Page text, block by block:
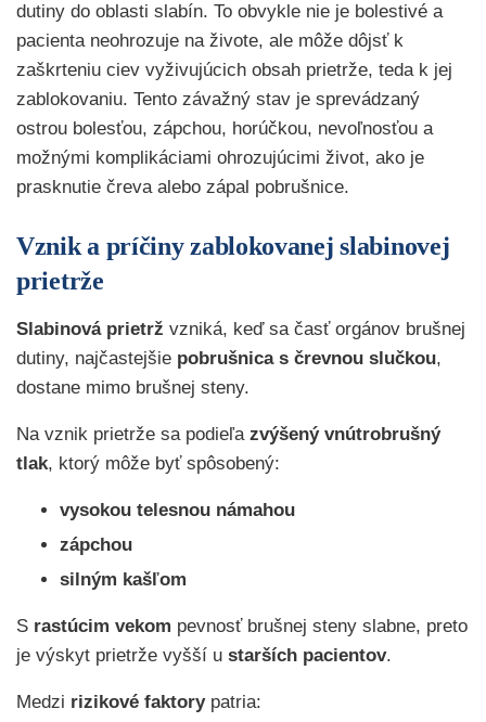
dutiny do oblasti slabín. To obvykle nie je bolestivé a
pacienta neohrozuje na živote, ale môže dôjsť k
zaškrteniu ciev vyživujúcich obsah prietrže, teda k jej
zablokovaniu. Tento závažný stav je sprevádzaný
ostrou bolesťou, zápchou, horúčkou, nevoľnosťou a
možnými komplikáciami ohrozujúcimi život, ako je
prasknutie čreva alebo zápal pobrušnice.
Vznik a príčiny zablokovanej slabinovej
prietrže
Slabinová prietrž vzniká, keď sa časť orgánov brušnej
dutiny, najčastejšie pobrušnica s črevnou slučkou,
dostane mimo brušnej steny.
Na vznik prietrže sa podieľa zvýšený vnútrobrušný
tlak, ktorý môže byť spôsobený:
vysokou telesnou námahou
zápchou
silným kašľom
S rastúcim vekom pevnosť brušnej steny slabne, preto
je výskyt prietrže vyšší u starších pacientov.
Medzi rizikové faktorypatria: